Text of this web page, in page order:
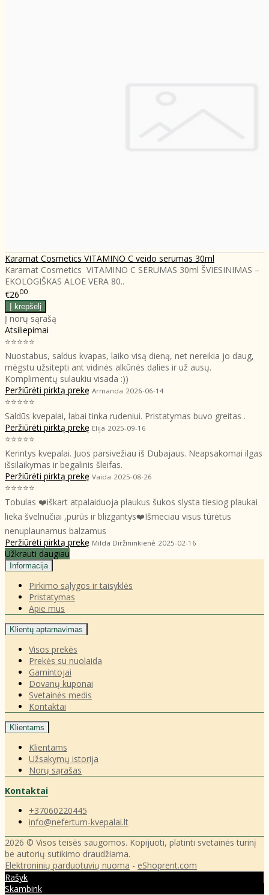
Karamat Cosmetics VITAMINO C veido serumas 30ml
Karamat Cosmetics VITAMINO C SERUMAS 30ml ŠVIESINIMAS –
EKOLOGIŠKAS ALOE VERA 80..
€2600
Į norų sąrašą
Atsiliepimai
⭐⭐⭐⭐⭐
Nuostabus, saldus kvapas, laiko visą dieną, net nereikia jo daug,
mėgstu užsitepti ant vidinės alkūnės dalies ir už ausų.
Komplimentų sulaukiu visada :))
Peržiūrėti pirktą prekę Armanda 2026-06-14
⭐⭐⭐⭐⭐
Saldūs kvepalai, labai tinka rudeniui. Pristatymas buvo greitas .
Peržiūrėti pirktą prekę Elija 2025-09-16
⭐⭐⭐⭐⭐
Kerintys kvepalai. Juos parsivežiau iš Dubajaus. Neapsakomai ilgas
išsilaikymas ir begalinis šleifas.
Peržiūrėti pirktą prekę Vaida 2025-08-26
⭐⭐⭐⭐⭐
Tobulas ❤️iškart atpalaiduoja plaukus šukos slysta tiesiog plaukai
lieka švelnučiai ,purūs ir blizgantys❤️Išmeciau visus tūrėtus
nenuplaunamus balzamus
Peržiūrėti pirktą prekę Milda Diržininkienė 2025-02-16
Užkrauti daugiau
Informacija
Pirkimo sąlygos ir taisyklės
Pristatymas
Apie mus
Klientų aptarnavimas
Visos prekės
Prekės su nuolaida
Gamintojai
Dovanų kuponai
Svetainės medis
Kontaktai
Klientams
Klientams
Užsakymų istorija
Norų sąrašas
Kontaktai
+37060220445
info@nefertum-kvepalai.lt
2026 © Visos teisės saugomos. Kopijuoti, platinti svetainės turinį
be autorių sutikimo draudžiama.
Elektroninių parduotuvių nuoma - eShoprent.com
Rašyk
Skambink